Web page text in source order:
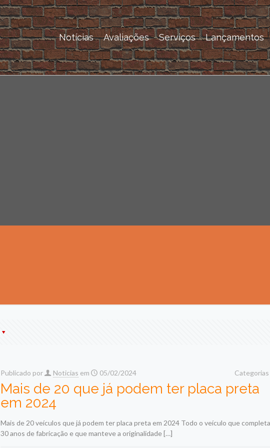
Notícias Avaliações Serviços Lançamentos
Publicado por Noticias em 05/02/2024 Categorias
Mais de 20 que já podem ter placa preta
em 2024
Mais de 20 veículos que já podem ter placa preta em 2024 Todo o veículo que completa
30 anos de fabricação e que manteve a originalidade[…]